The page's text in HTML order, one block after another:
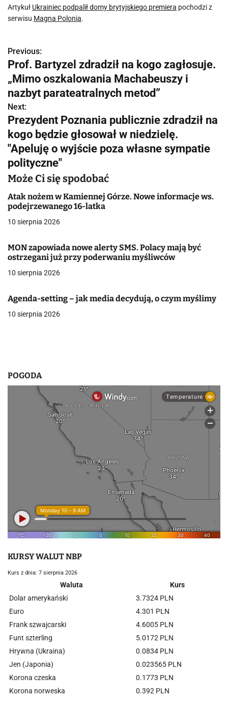
Artykuł Ukrainiec podpalił domy brytyjskiego premiera pochodzi z
serwisu Magna Polonia.
N
a
w
i
g
a
c
j
a
w
p
i
u
Previous:
Prof. Bartyzel zdradził na kogo zagłosuje.
„Mimo oszkalowania Machabeuszy i
nazbyt parateatralnych metod”
Next:
Prezydent Poznania publicznie zdradził na
kogo będzie głosował w niedzielę.
"Apeluję o wyjście poza własne sympatie
polityczne"
Może Ci się spodobać
Atak nożem w Kamiennej Górze. Nowe informacje ws.
podejrzewanego 16-latka
10 sierpnia 2026
MON zapowiada nowe alerty SMS. Polacy mają być
ostrzegani już przy poderwaniu myśliwców
10 sierpnia 2026
Agenda-setting – jak media decydują, o czym myślimy
10 sierpnia 2026
POGODA
KURSY WALUT NBP
Kurs z dnia: 7 sierpnia 2026
Waluta
Kurs
Dolar amerykański
3.7324 PLN
Euro
4.301 PLN
Frank szwajcarski
4.6005 PLN
Funt szterling
5.0172 PLN
Hrywna (Ukraina)
0.0834 PLN
Jen (Japonia)
0.023565 PLN
Korona czeska
0.1773 PLN
Korona norweska
0.392 PLN